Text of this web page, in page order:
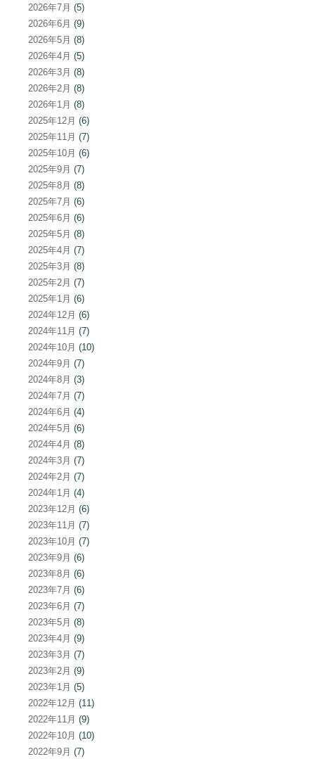
2026年7月 (5)
2026年6月 (9)
2026年5月 (8)
2026年4月 (5)
2026年3月 (8)
2026年2月 (8)
2026年1月 (8)
2025年12月 (6)
2025年11月 (7)
2025年10月 (6)
2025年9月 (7)
2025年8月 (8)
2025年7月 (6)
2025年6月 (6)
2025年5月 (8)
2025年4月 (7)
2025年3月 (8)
2025年2月 (7)
2025年1月 (6)
2024年12月 (6)
2024年11月 (7)
2024年10月 (10)
2024年9月 (7)
2024年8月 (3)
2024年7月 (7)
2024年6月 (4)
2024年5月 (6)
2024年4月 (8)
2024年3月 (7)
2024年2月 (7)
2024年1月 (4)
2023年12月 (6)
2023年11月 (7)
2023年10月 (7)
2023年9月 (6)
2023年8月 (6)
2023年7月 (6)
2023年6月 (7)
2023年5月 (8)
2023年4月 (9)
2023年3月 (7)
2023年2月 (9)
2023年1月 (5)
2022年12月 (11)
2022年11月 (9)
2022年10月 (10)
2022年9月 (7)